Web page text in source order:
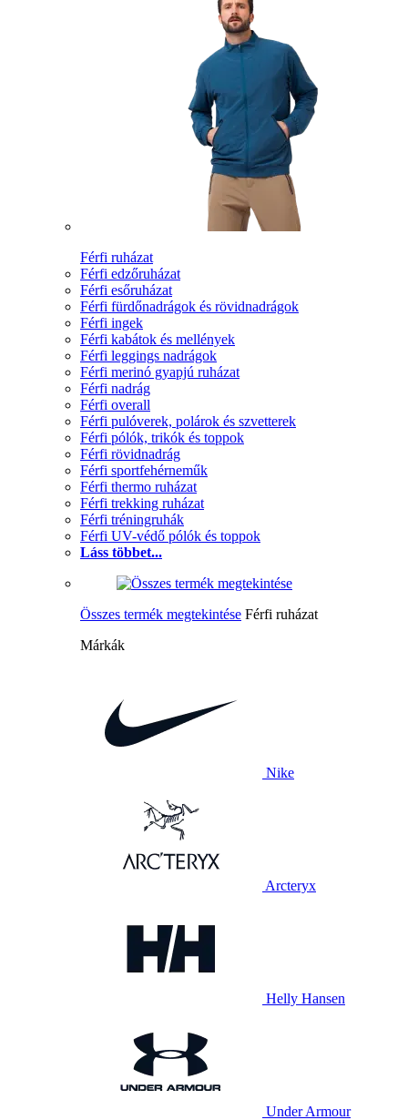
Férfi ruházat
Férfi edzőruházat
Férfi esőruházat
Férfi fürdőnadrágok és rövidnadrágok
Férfi ingek
Férfi kabátok és mellények
Férfi leggings nadrágok
Férfi merinó gyapjú ruházat
Férfi nadrág
Férfi overall
Férfi pulóverek, polárok és szvetterek
Férfi pólók, trikók és toppok
Férfi rövidnadrág
Férfi sportfehérneműk
Férfi thermo ruházat
Férfi trekking ruházat
Férfi tréningruhák
Férfi UV-védő pólók és toppok
Láss többet...
Összes termék megtekintése Férfi ruházat
Márkák
Nike
Arcteryx
Helly Hansen
Under Armour